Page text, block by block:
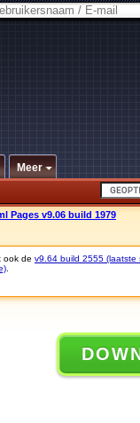
Meer
Pages v9.06 build 1979
ook de v9.64 build 2555 (laatste